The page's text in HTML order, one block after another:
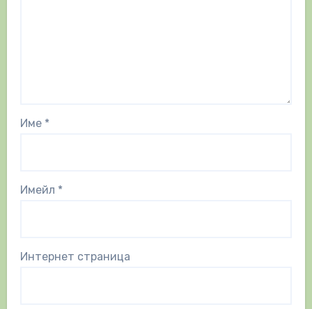
Име *
Имейл *
Интернет страница